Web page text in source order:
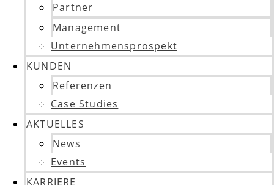
Partner
Management
Unternehmensprospekt
KUNDEN
Referenzen
Case Studies
AKTUELLES
News
Events
KARRIERE